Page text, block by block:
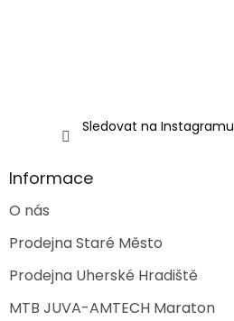
Sledovat na Instagramu
Informace
O nás
Prodejna Staré Město
Prodejna Uherské Hradiště
MTB JUVA-AMTECH Maraton